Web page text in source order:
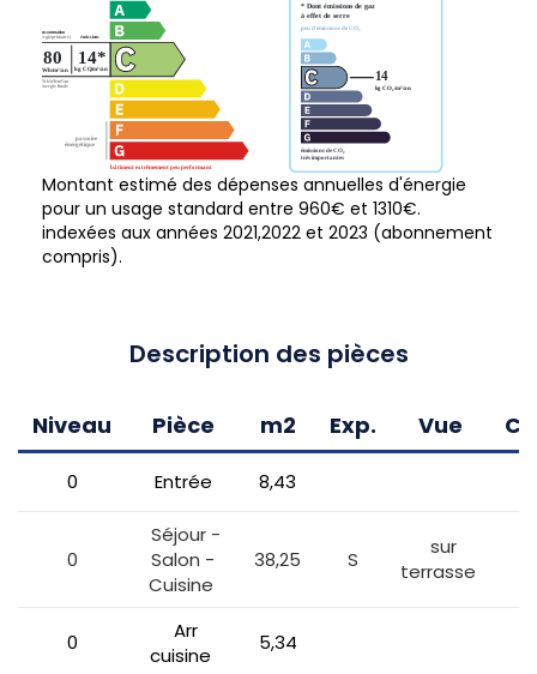
Montant estimé des dépenses annuelles d'énergie
pour un usage standard entre 960€ et 1310€.
indexées aux années 2021,2022 et 2023 (abonnement
compris).
Description des pièces
Niveau Pièce m2 Exp. Vue
0 Entrée 8,43
0
Séjour -
Salon -
Cuisine
38,25 S
sur
terrasse
0
Arr
cuisine
5,34